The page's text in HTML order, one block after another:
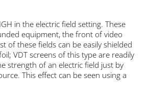
read HIGH in the electric field setting.
grounded equipment, the front of
Most of these fields can be easily
or foil; VDT screens of this type
reduce the strength of an electric field
of the source. This effect can be seen